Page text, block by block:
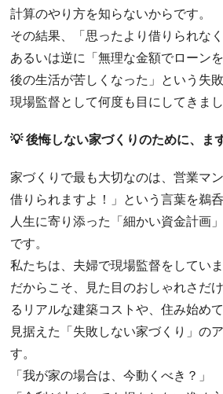
計算のやり方を知らないからです。
その結果、「思ったより借りられな
あるいは逆に「無理な金額でローン
後の生活が苦しくなった」という失
現場監督として何度も目にしてきまし
💡 後悔しない家づくりのために、ま
家づくりで最も大切なのは、営業マ
借りられますよ！」という言葉を鵜
人生に寄り添った「細かい資金計画
です。
私たちは、夫婦で現場監督をしていま
だからこそ、見た目のおしゃれさだ
るリアルな建築コストや、住み始め
見据えた「失敗しない家づくり」の
す。
​「我が家の場合は、今動くべき？」